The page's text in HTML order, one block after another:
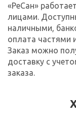
«РеСан»
лицами.
наличными,
оплата частями
Заказ можно
доставку с
заказа.